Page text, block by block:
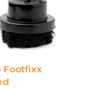
Footfixx